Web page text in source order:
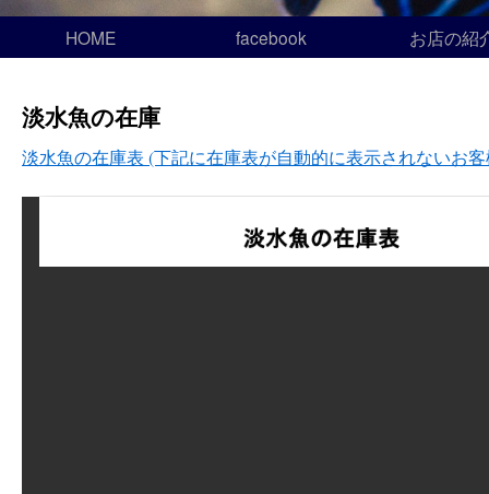
HOME facebook お店の紹
淡水魚の在庫
淡水魚の在庫表 (下記に在庫表が自動的に表示されないお